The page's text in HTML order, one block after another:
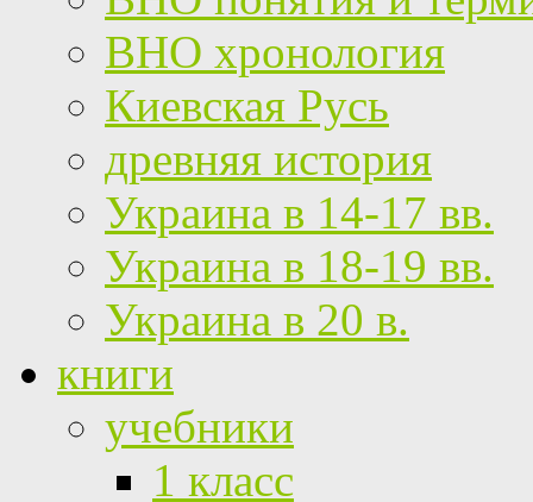
ВНО хронология
Киевская Русь
древняя история
Украина в 14-17 вв.
Украина в 18-19 вв.
Украина в 20 в.
книги
учебники
1 класс